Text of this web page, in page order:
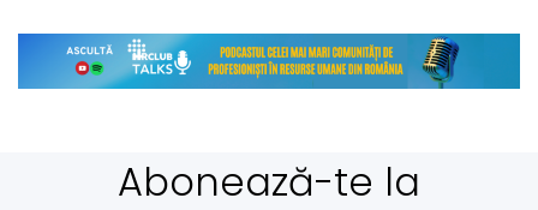
Abonează-te la